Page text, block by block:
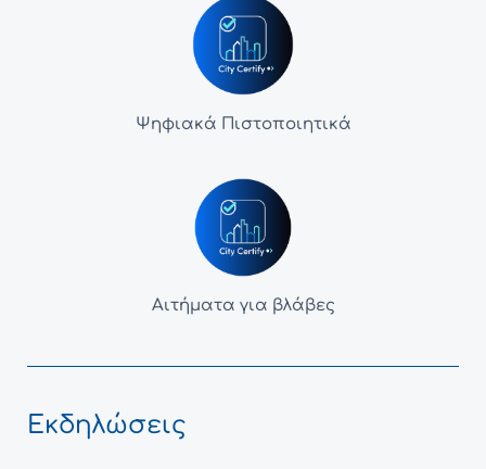
Ψηφιακά Πιστοποιητικά
Αιτήματα για βλάβες
Εκδηλώσεις